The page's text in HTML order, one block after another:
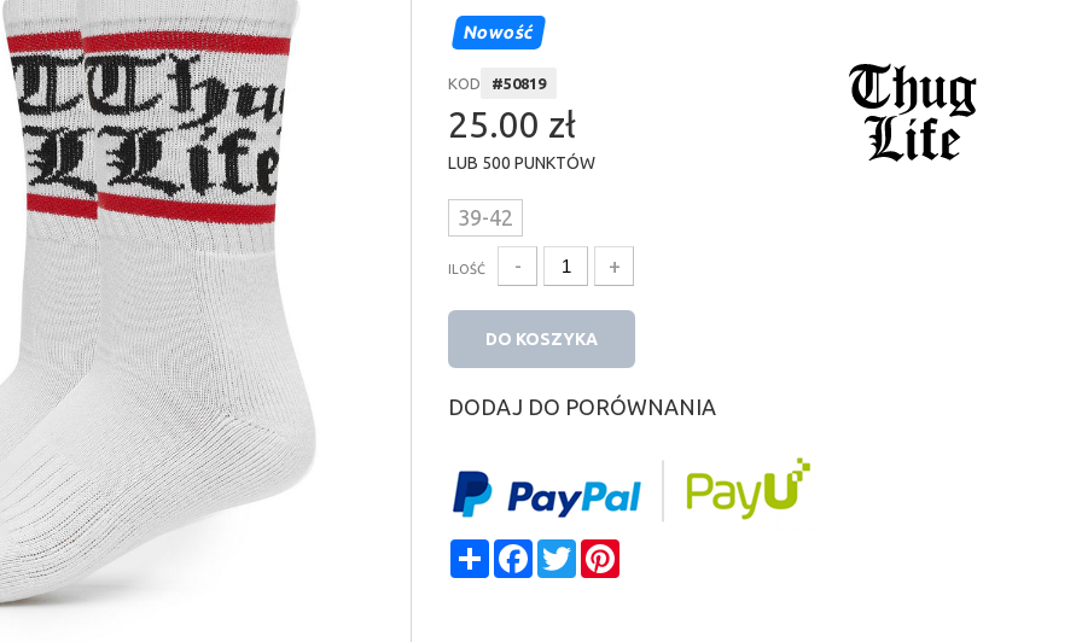
Nowość
KOD #50819
25.00 zł
LUB 500 PUNKTÓW
39-42
ILOŚĆ - +
DO KOSZYKA
DODAJ DO PORÓWNANIA
ShareFacebook
Twitter